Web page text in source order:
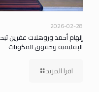
2026-02-28
إلهام أحمد وروهلات عفرين
الإقليمية وحقوق المكونات
اقرا المزيد